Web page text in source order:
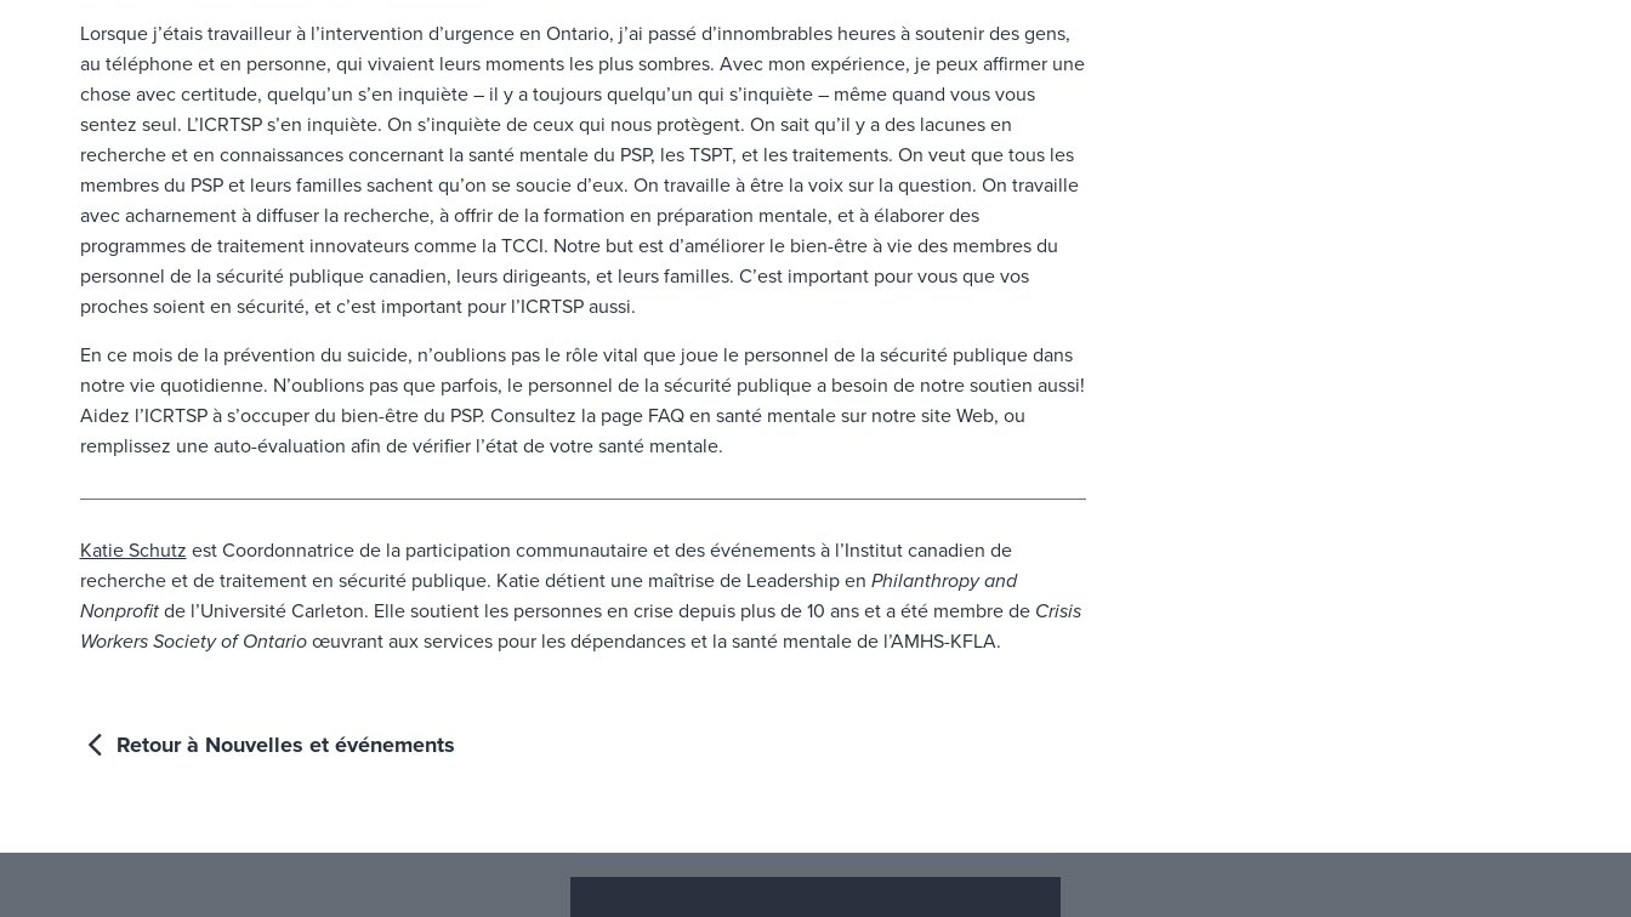
Lorsque j’étais travailleur à l’intervention d’urgence en Ontario, j’ai passé d’innombrables heures à soutenir des gens,
au téléphone et en personne, qui vivaient leurs moments les plus sombres. Avec mon expérience, je peux affirmer une
chose avec certitude, quelqu’un s’en inquiète – il y a toujours quelqu’un qui s’inquiète – même quand vous vous
sentez seul. L’ICRTSP s’en inquiète. On s’inquiète de ceux qui nous protègent. On sait qu’il y a des lacunes en
recherche et en connaissances concernant la santé mentale du PSP, les TSPT, et les traitements. On veut que tous les
membres du PSP et leurs familles sachent qu’on se soucie d’eux. On travaille à être la voix sur la question. On travaille
avec acharnement à diffuser la recherche, à offrir de la formation en préparation mentale, et à élaborer des
programmes de traitement innovateurs comme la TCCI. Notre but est d’améliorer le bien-être à vie des membres du
personnel de la sécurité publique canadien, leurs dirigeants, et leurs familles. C’est important pour vous que vos
proches soient en sécurité, et c’est important pour l’ICRTSP aussi.
En ce mois de la prévention du suicide, n’oublions pas le rôle vital que joue le personnel de la sécurité publique dans
notre vie quotidienne. N’oublions pas que parfois, le personnel de la sécurité publique a besoin de notre soutien aussi!
Aidez l’ICRTSP à s’occuper du bien-être du PSP. Consultez la page FAQ en santé mentale sur notre site Web, ou
remplissez une auto-évaluation afin de vérifier l’état de votre santé mentale.
Katie Schutz est Coordonnatrice de la participation communautaire et des événements à l’Institut canadien de
recherche et de traitement en sécurité publique. Katie détient une maîtrise de Leadership en Philanthropy and
Nonprofitde l’Université Carleton. Elle soutient les personnes en crise depuis plus de 10 ans et a été membre de Crisis
Workers Society of Ontario œuvrant aux services pour les dépendances et la santé mentale de l’AMHS-KFLA.
Retour à Nouvelles et événements